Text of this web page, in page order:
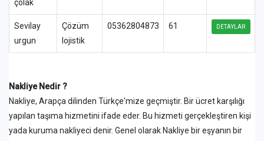
çolak
Sevilay
urgun
Çözüm
lojistik
05362804873 61 DETAYLAR
Nakliye Nedir ?
Nakliye, Arapça dilinden Türkçe'mize geçmiştir. Bir ücret karşılığı
yapılan taşıma hizmetini ifade eder. Bu hizmeti gerçekleştiren kişi
yada kuruma nakliyeci denir. Genel olarak Nakliye bir eşyanın bir